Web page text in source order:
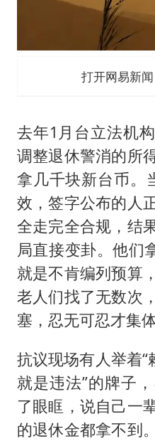
打开网易新
去年1月台立法机
调整退休警消的所
拿几千块新台币。
效，签字公布的人
全走完全合规，结
局直接变卦。他们
就是不肯编列预算
老人们找了无数次
塞，忍无可忍才集体
抗议现场有人举着“
就是违法”的牌子
了眼眶，说自己一
的退休金都拿不到